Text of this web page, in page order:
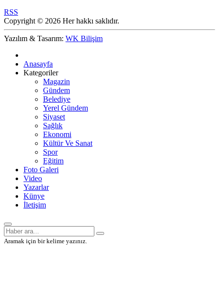
RSS
Copyright © 2026 Her hakkı saklıdır.
Yazılım & Tasarım: WK Bilişim
Anasayfa
Kategoriler
Magazin
Gündem
Belediye
Yerel Gündem
Siyaset
Sağlık
Ekonomi
Kültür Ve Sanat
Spor
Eğitim
Foto Galeri
Video
Yazarlar
Künye
İletişim
Aramak için bir kelime yazınız.